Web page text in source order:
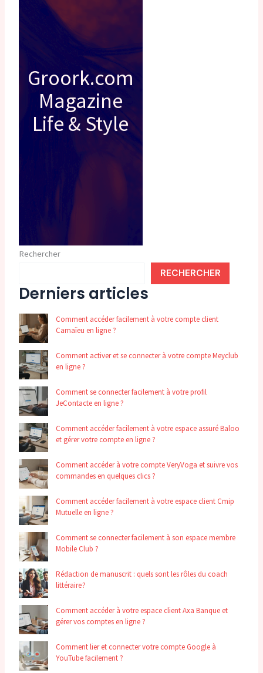
Groork.com
Magazine
Life & Style
Rechercher
RECHERCHER
Derniers articles
Comment accéder facilement à votre compte client
Camaïeu en ligne ?
Comment activer et se connecter à votre compte Meyclub
en ligne ?
Comment se connecter facilement à votre profil
JeContacte en ligne ?
Comment accéder facilement à votre espace assuré Baloo
et gérer votre compte en ligne ?
Comment accéder à votre compte VeryVoga et suivre vos
commandes en quelques clics ?
Comment accéder facilement à votre espace client Cmip
Mutuelle en ligne ?
Comment se connecter facilement à son espace membre
Mobile Club ?
Rédaction de manuscrit : quels sont les rôles du coach
littéraire ?
Comment accéder à votre espace client Axa Banque et
gérer vos comptes en ligne ?
Comment lier et connecter votre compte Google à
YouTube facilement ?